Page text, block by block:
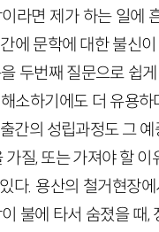
라면 제가 하는 일에
에 문학에 대한 불신
두번째 질문으로 쉽
소하기에도 더 유용하
간의 성립과정도 그
질, 또는 가져야 할
다. 용산의 철거현장
불에 타서 숨졌을 때